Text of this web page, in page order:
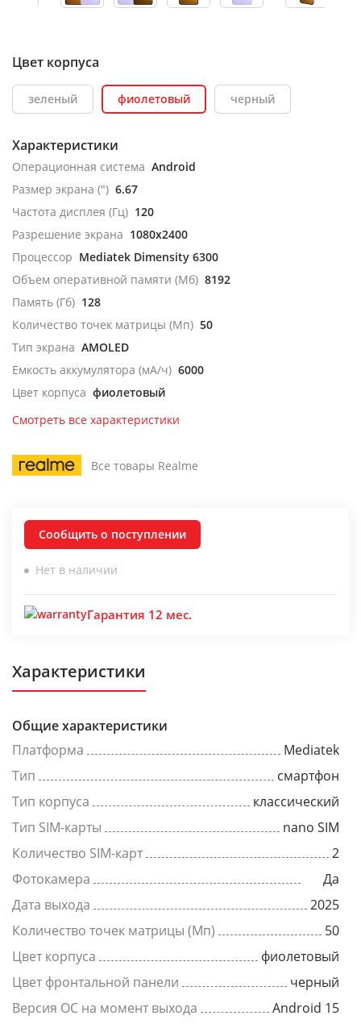
Цвет корпуса
зеленый фиолетовый черный
Характеристики
Операционная система Android
Размер экрана (") 6.67
Частота дисплея (Гц) 120
Разрешение экрана 1080x2400
Процессор Mediatek Dimensity 6300
Объем оперативной памяти (Мб) 8192
Память (Гб) 128
Количество точек матрицы (Мп) 50
Тип экрана AMOLED
Емкость аккумулятора (мА/ч) 6000
Цвет корпуса фиолетовый
Смотреть все характеристики
Все товары Realme
Сообщить о поступлении
Нет в наличии
Гарантия 12 мес.
Характеристики
Общие характеристики
Платформа
Mediatek
Тип
смартфон
Тип корпуса
классический
Тип SIM-карты
nano SIM
Количество SIM-карт
2
Фотокамера
Да
Дата выхода
2025
Количество точек матрицы (Мп)
50
Цвет корпуса
фиолетовый
Цвет фронтальной панели
черный
Версия ОС на момент выхода
Android 15